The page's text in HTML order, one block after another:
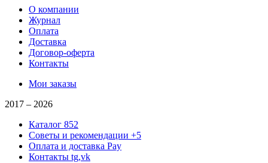
О компании
Журнал
Оплата
Доставка
Договор-оферта
Контакты
Мои заказы
2017 – 2026
Каталог 852
Советы и рекомендации +5
Оплата и доставка Pay
Контакты tg,vk